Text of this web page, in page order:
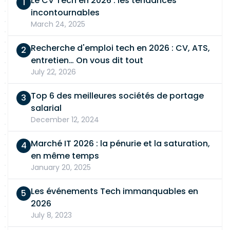
significative en tant que
en banque Très bonne maîtrise des paiements /
flux transactionnels Bonne compréhension des
délais de traitement (latence, T+X, SLA) Solide
expérience en qualité de données, mapping,
tests, RUN Très bon niveau en SQL Bonne
maîtrise de la modélisation de données
Capacité à évoluer dans un environnement Agile
/ DataLake / Data Platform Français courant et
anglais professionnel
incontournables
March 24, 2025
Recherche d'emploi tech en 2026 : CV, ATS,
entretien… On vous dit tout
July 22, 2026
Top 6 des meilleures sociétés de portage
salarial
December 12, 2024
Marché IT 2026 : la pénurie et la saturation,
en même temps
January 20, 2025
Les événements Tech immanquables en
2026
July 8, 2023